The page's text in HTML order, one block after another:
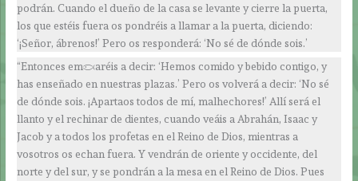
podrán. Cuando el dueño de la casa se levante y cierre la puerta,
los que estéis fuera os pondréis a llamar a la puerta, diciendo:
‘¡Señor, ábrenos!’ Pero os responderá: ‘No sé de dónde sois.’
“Entonces empezaréis a decir: ‘Hemos comido y bebido contigo, y
has enseñado en nuestras plazas.’ Pero os volverá a decir: ‘No sé
de dónde sois. ¡Apartaos todos de mí, malhechores!’ Allí será el
llanto y el rechinar de dientes, cuando veáis a Abrahán, Isaac y
Jacob y a todos los profetas en el Reino de Dios, mientras a
vosotros os echan fuera. Y vendrán de oriente y occidente, del
norte y del sur, y se pondrán a la mesa en el Reino de Dios. Pues